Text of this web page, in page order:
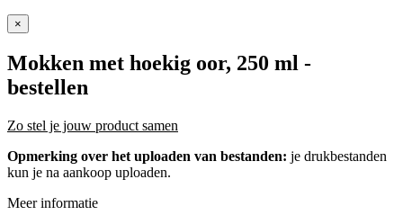
×
Mokken met hoekig oor, 250 ml -
bestellen
Zo stel je jouw product samen
Opmerking over het uploaden van bestanden: je drukbestanden
kun je na aankoop uploaden.
Meer informatie